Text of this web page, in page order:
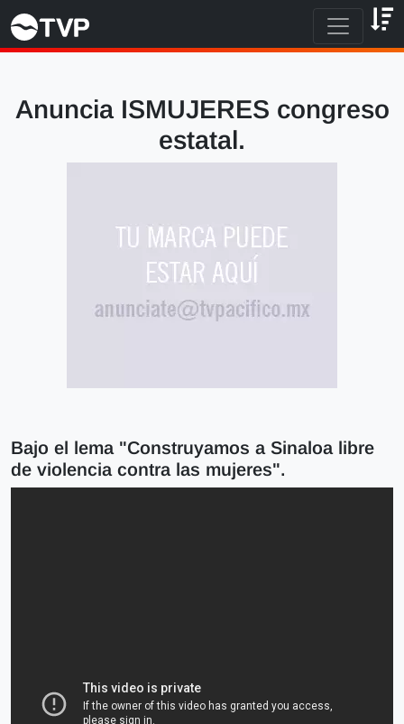
Anuncia ISMUJERES congreso
estatal.
Bajo el lema "Construyamos a Sinaloa libre
de violencia contra las mujeres".